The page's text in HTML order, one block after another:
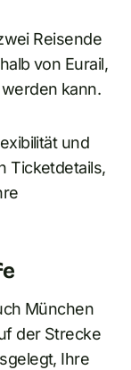
Reisende
von Eurail,
kann.
und
Ticketdetails,
München
der Strecke
Ihre